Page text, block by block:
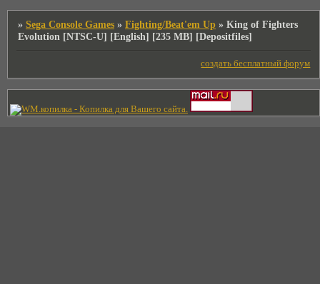
»Sega Console Games »Fighting/Beat'em Up »King of Fighters
Evolution [NTSC-U] [English] [235 MB] [Depositfiles]
создать бесплатный форум